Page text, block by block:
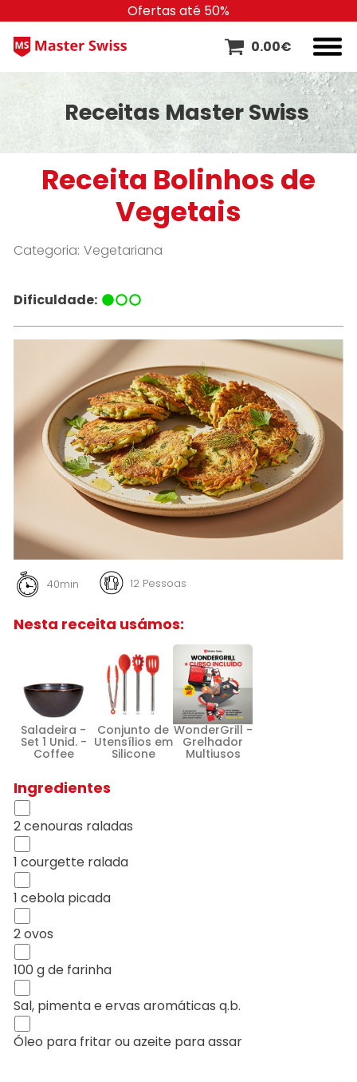
Ofertas até 50%
0.00€
Receitas Master Swiss
Receita Bolinhos de
Vegetais
Categoria: Vegetariana
Dificuldade:
40min 12 Pessoas
Nesta receita usámos:
Saladeira -
Set 1 Unid. -
Coffee
Conjunto de
Utensílios em
Silicone
WonderGrill -
Grelhador
Multiusos
Ingredientes
2 cenouras raladas
1 courgette ralada
1 cebola picada
2 ovos
100 g de farinha
Sal, pimenta e ervas aromáticas q.b.
Óleo para fritar ou azeite para assar